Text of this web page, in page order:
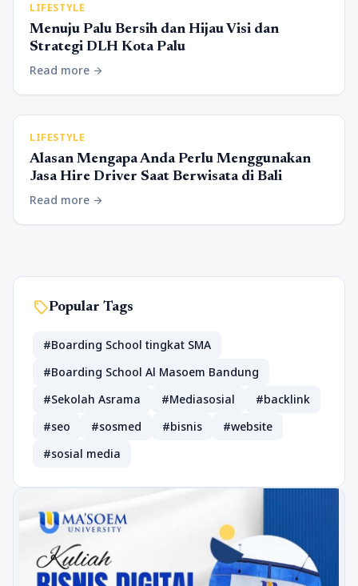
LIFESTYLE
Menuju Palu Bersih dan Hijau Visi dan
Strategi DLH Kota Palu
Read more arrow_forward
LIFESTYLE
Alasan Mengapa Anda Perlu Menggunakan
Jasa Hire Driver Saat Berwisata di Bali
Read more arrow_forward
sellPopular Tags
#Boarding School tingkat SMA
#Boarding School Al Masoem Bandung
#Sekolah Asrama
#Mediasosial
#backlink
#seo
#sosmed #bisnis
#website
#sosial media